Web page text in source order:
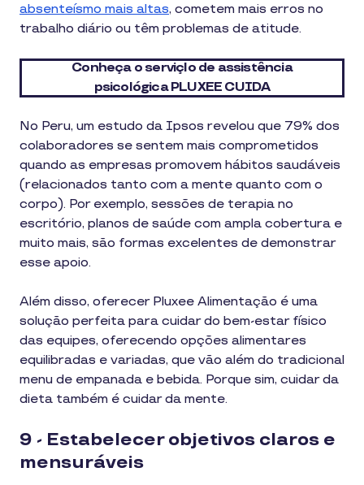
absenteísmo mais altas, cometem mais erros no
trabalho diário ou têm problemas de atitude.
Conheça o serviçlo de assistência
psicológica PLUXEE CUIDA
No Peru, um estudo da Ipsos revelou que 79% dos
colaboradores se sentem mais comprometidos
quando as empresas promovem hábitos saudáveis
(relacionados tanto com a mente quanto com o
corpo). Por exemplo, sessões de terapia no
escritório, planos de saúde com ampla cobertura e
muito mais, são formas excelentes de demonstrar
esse apoio.
Além disso, oferecer Pluxee Alimentação é uma
solução perfeita para cuidar do bem-estar físico
das equipes, oferecendo opções alimentares
equilibradas e variadas, que vão além do tradicional
menu de empanada e bebida. Porque sim, cuidar da
dieta também é cuidar da mente.
9 - Estabelecer objetivos claros e
mensuráveis